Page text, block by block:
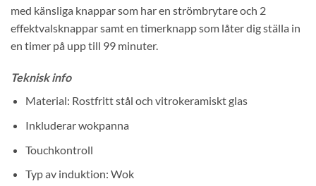
med känsliga knappar som har en strömbrytare och 2
effektvalsknappar samt en timerknapp som låter dig ställa in
en timer på upp till 99 minuter.
Teknisk info
Material: Rostfritt stål och vitrokeramiskt glas
Inkluderar wokpanna
Touchkontroll
Typ av induktion: Wok